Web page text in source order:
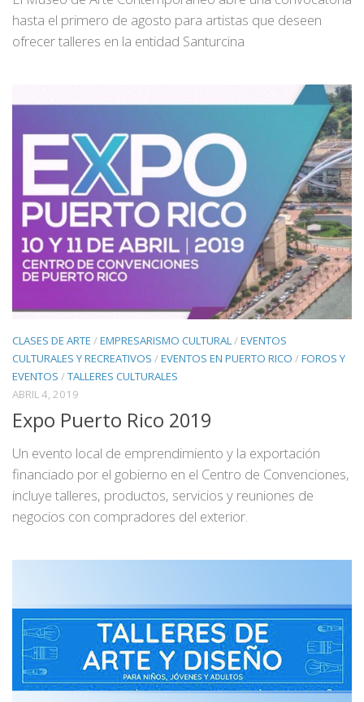
hasta el primero de agosto para artistas que deseen
ofrecer talleres en la entidad Santurcina
CLASES DE ARTE /EMPRESARISMO CULTURAL/EVENTOS
CULTURALES Y RECREATIVOS /EVENTOS EN PUERTO RICO /FOROS Y
EVENTOS /TALLERES CULTURALES
ABRIL 4, 2019
Expo Puerto Rico 2019
Un evento local de emprendimiento y la exportación
financiado por el gobierno en el Centro de Convenciones,
incluye talleres, productos, servicios y reuniones de
negocios con compradores del exterior.